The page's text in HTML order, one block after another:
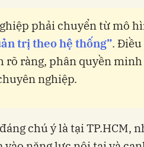
phải chuyển từ mô
trị theo hệ thống”. Điều
rõ ràng, phân quyền
nghiệp.
chú ý là tại TP.HCM,